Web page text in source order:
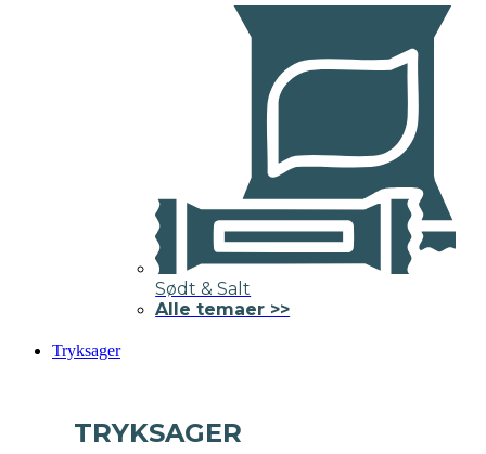
Sødt & Salt
Alle temaer >>
Tryksager
TRYKSAGER